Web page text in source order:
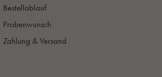
Bestellablauf
Probenwunsch
Zahlung & Versand